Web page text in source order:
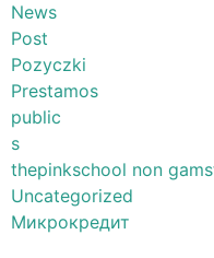
News
Post
Pozyczki
Prestamos
public
s
thepinkschool non
Uncategorized
Микрокредит